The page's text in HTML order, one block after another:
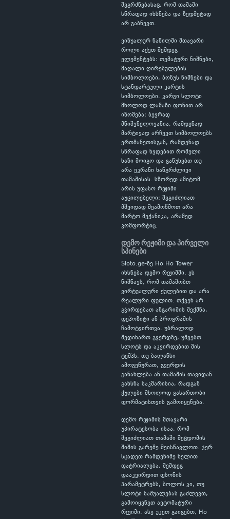
შეგრძნებასაც, რომ თამაში
სწრაფად იხსნება და ზედმეტად
არ გაბნევთ.
ვიზუალურ ნაწილში მთავარი
როლი აქვთ შემდეგ
ელემენტებს: თემატური ნიშნები,
მაღალი ღირებულების
სიმბოლოები, ბონუს ნიშნები და
სტანდარტული კარტის
სიმბოლოები. კარგი სლოტი
მხოლოდ ლამაზი ფონით არ
იზომება; ბევრად
მნიშვნელოვანია, რამდენად
მარტივად არჩევთ სიმბოლოებს
ერთმანეთისგან, რამდენად
სწრაფად ხვდებით რომელი
ხაზი მოიგო და გაწუხებთ თუ
არა ეკრანი ხანგრძლივი
თამაშისას. სწორედ ამიტომ
არის უფასო რეჟიმი
აუცილებელი: შეგიძლიათ
მშვიდად შეამოწმოთ არა
მარტო მექანიკა, არამედ
კომფორტიც.
დემო რეჟიმი და პირველი
სპინები
Sloto.ge-ზე Ho Ho Tower
იხსნება დემო რეჟიმში. ეს
ნიშნავს, რომ თამაშობთ
ვირტუალური ქულებით და არა
რეალური ფულით. თქვენ არ
გჭირდებათ ანგარიშის შექმნა,
დეპოზიტი ან პროგრამის
ჩამოტვირთვა. უბრალოდ
შედიხართ გვერდზე, უშვებთ
სლოტს და აკვირდებით მის
ტემპს. თუ ბალანსი
ამოგეწურათ, გვერდის
განახლება ან თამაშის თავიდან
გახსნა საკმარისია, რადგან
ქულები მხოლოდ გასართობი
ფორმატისთვის გამოიყენება.
დემო რეჟიმის მთავარი
უპირატესობა ისაა, რომ
შეგიძლიათ თამაში შეცდომის
შიშის გარეშე შეისწავლოთ. ჯერ
სცადეთ რამდენიმე ხელით
დატრიალება, შემდეგ
დააკვირდით ფსონის
პარამეტრებს, ბოლოს კი, თუ
სლოტი საშუალებას გაძლევთ,
გამოიყენეთ ავტომატური
რეჟიმი. ასე უკეთ გაიგებთ, Ho